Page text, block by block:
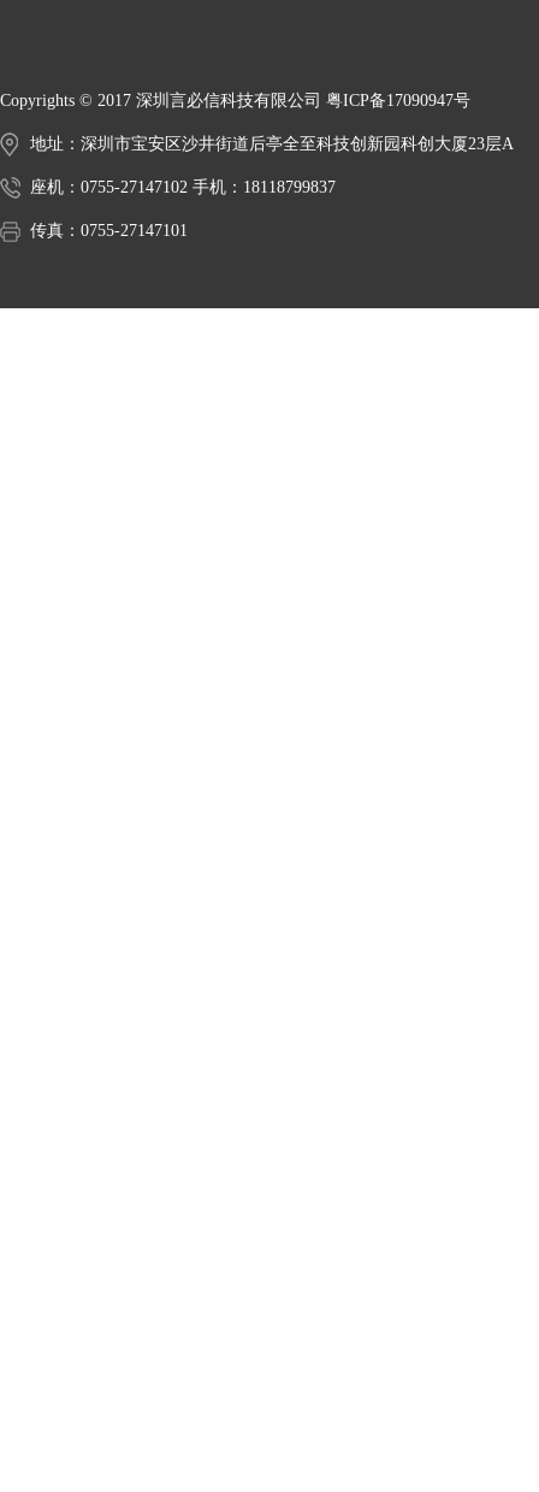
Copyrights © 2017 深圳言必信科技有限公司 粤ICP备17090947号
地址：深圳市宝安区沙井街道后亭全至科技创新园科创大厦23层A
座机：0755-27147102 手机：18118799837
传真：0755-27147101